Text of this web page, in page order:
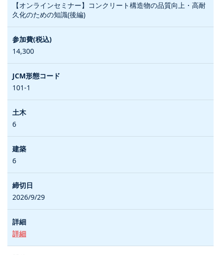
【オンラインセミナー】コンクリート構造物の品質向上・高耐
久化のための知識(後編)
14,300
101-1
6
6
2026/9/29
詳細